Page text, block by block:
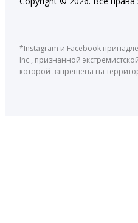
*Instagram и Facebook
Inc., признанной
которой запрещена на